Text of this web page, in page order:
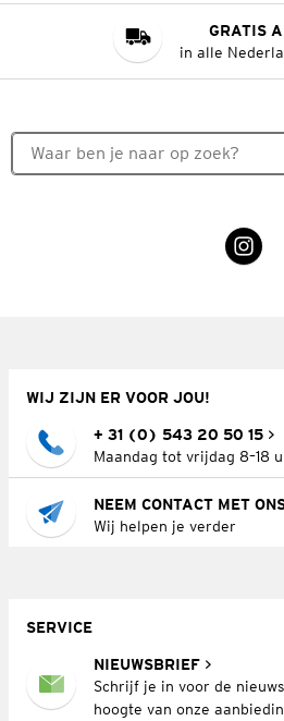
GRATIS
in alle
WIJ ZIJN ER VOOR JOU!
+ 31 (0) 543 20 50 15
Maandag tot vrijdag 8–18
NEEM CONTACT MET
Wij helpen je verder
SERVICE
NIEUWSBRIEF
Schrijf je in voor de
hoogte van onze